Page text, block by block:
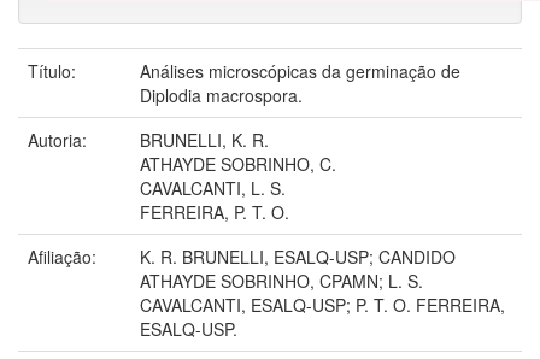
Título:
Análises microscópicas da germinação de
Diplodia macrospora.
Autoria:
BRUNELLI, K. R.
ATHAYDE SOBRINHO, C.
CAVALCANTI, L. S.
FERREIRA, P. T. O.
Afiliação:
K. R. BRUNELLI, ESALQ-USP; CANDIDO
ATHAYDE SOBRINHO, CPAMN; L. S.
CAVALCANTI, ESALQ-USP; P. T. O. FERREIRA,
ESALQ-USP.